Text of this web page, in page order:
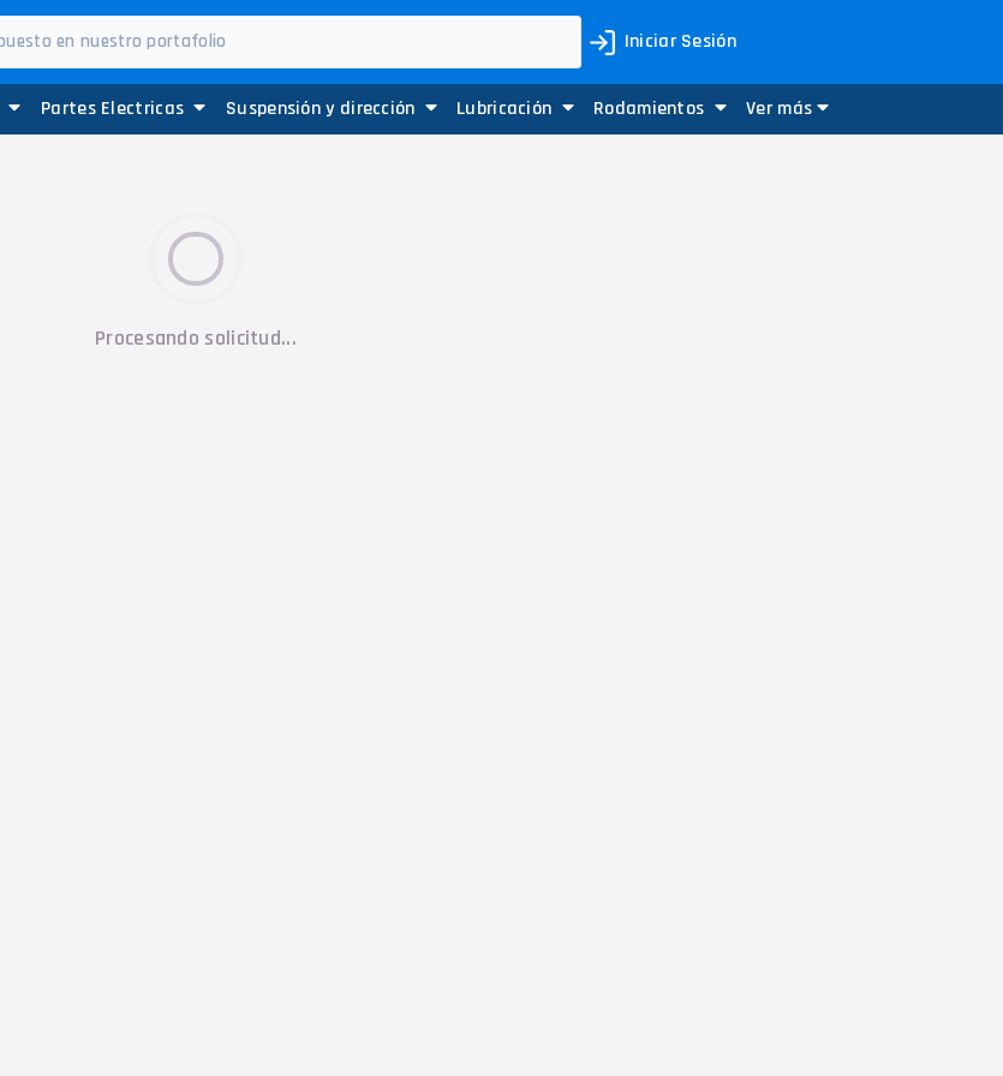
Iniciar Sesión
Partes Electricas Suspensión y dirección Lubricación Rodamientos Ver más
Procesando solicitud...